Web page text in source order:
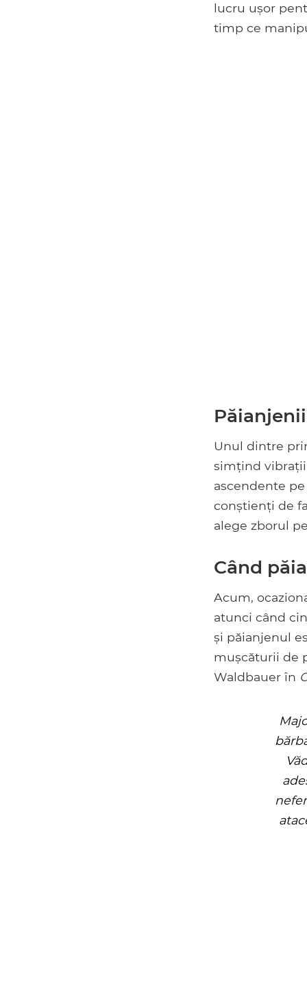
lucru ușor
timp ce
Unul dintre
simțind
ascendente
conștienți de
alege zborul
Când
Acum,
atunci când
și păianjenul
mușcăturii de
Waldbauer în